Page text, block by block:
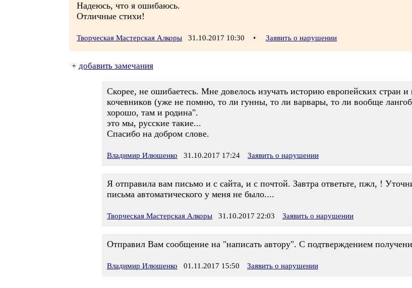
Надеюсь, что я ошибаюсь.
Отличные стихи!
Творческая Мастерская Алкоры 31.10.2017 10:30 • Заявить о нарушении
+ добавить замечания
Скорее, не ошибаетесь. Мне довелось изучать историю европейских стран и
кочевников (уже не помню, то ли гунны, то ли варвары, то ли вообще
хорошо, там и родина".
это мы, русские такие...
Спасибо на добром слове.
Владимир Илюшенко 31.10.2017 17:24 Заявить о нарушении
Я отправила вам письмо и с сайта, и с почтой. Завтра ответьте, пжл, !
письма автоматического у меня не было....
Творческая Мастерская Алкоры 31.10.2017 22:03 Заявить о нарушении
Отправил Вам сообщение на "написать автору". С подтверждением
Владимир Илюшенко 01.11.2017 15:50 Заявить о нарушении